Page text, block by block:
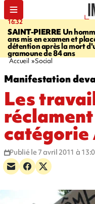
16:32
SAINT-PIERREUn
ans mis en examen et
détention après la mort
gramoune de 84 ans
Accueil Social
Manifestation
Les
catégorie
Publié le 7 avril 2011 à